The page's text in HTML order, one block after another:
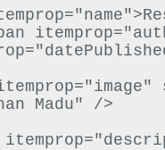
Madu" />